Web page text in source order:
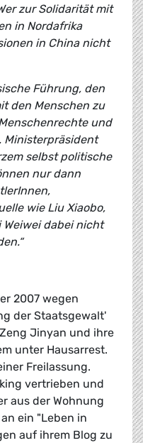
zur Solidarität mit
in Nordafrika
in China nicht
Führung, den
den Menschen zu
und
Ministerpräsident
selbst politische
nur dann
wie Liu Xiaobo,
dabei nicht
2007 wegen
der Staatsgewalt'
Jinyan und ihre
unter Hausarrest.
Freilassung.
vertrieben und
aus der Wohnung
ein "Leben in
auf ihrem Blog zu